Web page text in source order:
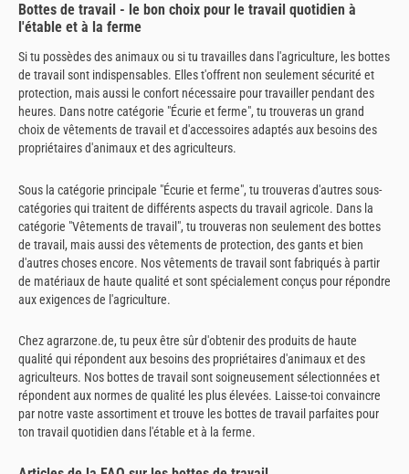
Bottes de travail - le bon choix pour le travail quotidien à
l'étable et à la ferme
Si tu possèdes des animaux ou si tu travailles dans l'agriculture, les bottes
de travail sont indispensables. Elles t'offrent non seulement sécurité et
protection, mais aussi le confort nécessaire pour travailler pendant des
heures. Dans notre catégorie "Écurie et ferme", tu trouveras un grand
choix de vêtements de travail et d'accessoires adaptés aux besoins des
propriétaires d'animaux et des agriculteurs.
Sous la catégorie principale "Écurie et ferme", tu trouveras d'autres sous-
catégories qui traitent de différents aspects du travail agricole. Dans la
catégorie "Vêtements de travail", tu trouveras non seulement des bottes
de travail, mais aussi des vêtements de protection, des gants et bien
d'autres choses encore. Nos vêtements de travail sont fabriqués à partir
de matériaux de haute qualité et sont spécialement conçus pour répondre
aux exigences de l'agriculture.
Chez agrarzone.de, tu peux être sûr d'obtenir des produits de haute
qualité qui répondent aux besoins des propriétaires d'animaux et des
agriculteurs. Nos bottes de travail sont soigneusement sélectionnées et
répondent aux normes de qualité les plus élevées. Laisse-toi convaincre
par notre vaste assortiment et trouve les bottes de travail parfaites pour
ton travail quotidien dans l'étable et à la ferme.